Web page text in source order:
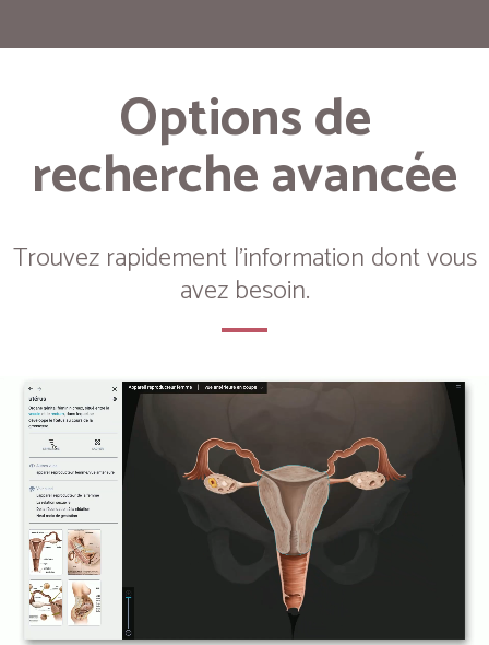
Options de
recherche avancée
Trouvez rapidement l'information dont vous
avez besoin.